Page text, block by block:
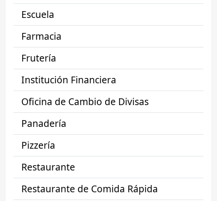
Escuela
Farmacia
Frutería
Institución Financiera
Oficina de Cambio de Divisas
Panadería
Pizzería
Restaurante
Restaurante de Comida Rápida